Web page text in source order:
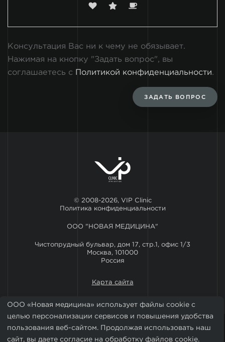
Консультация Вас ни к чему не обязывает.
Нажимая на кнопку "Задать вопрос", вы
соглашаетесь с
Политикой конфиденциальности.
ЗАДАТЬ ВОПРОС
© 2008-2026, VIP Clinic
Политика конфиденциальности
ООО "НОВАЯ МЕДИЦИНА"
Чистопрудный бульвар, дом 17, стр.1, офис 1/3
Москва, 101000
Россия
Карта сайта
ООО «Новая медицина» использует файлы cookie с
целью персонализации сервисов и повышения удобства
пользования веб-сайтом. Продолжая использовать наш
сайт, вы даете согласие на обработку файлов cookie.